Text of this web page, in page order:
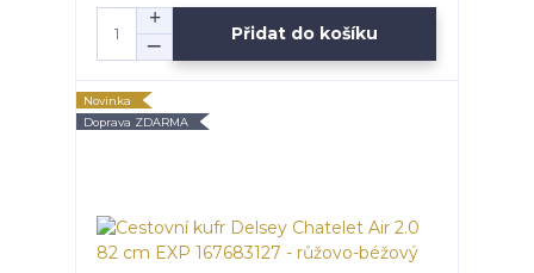
Přidat do košíku
Novinka
Doprava ZDARMA